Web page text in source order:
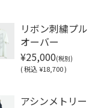
リボン刺繍プル
オーバー
¥25,000(税別)
(税込 ¥18,700 )
アシンメトリー